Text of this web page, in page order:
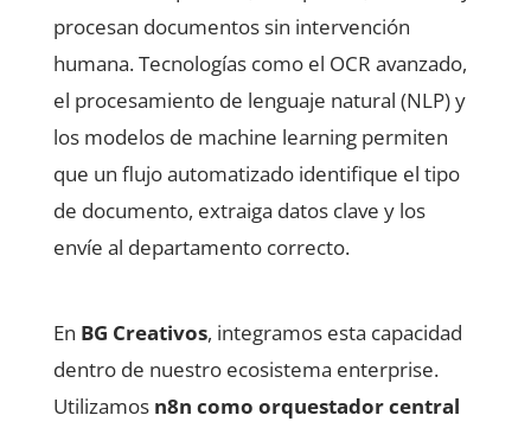
procesan documentos sin intervención
humana. Tecnologías como el OCR avanzado,
el procesamiento de lenguaje natural (NLP) y
los modelos de machine learning permiten
que un flujo automatizado identifique el tipo
de documento, extraiga datos clave y los
envíe al departamento correcto.
En BG Creativos, integramos esta capacidad
dentro de nuestro ecosistema enterprise.
Utilizamos n8n como orquestador central